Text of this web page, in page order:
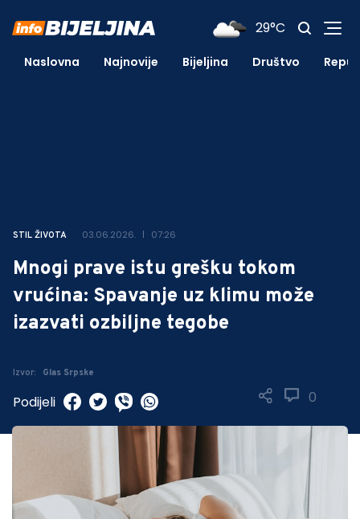
29°C
Naslovna Najnovije Bijeljina Društvo
STIL ŽIVOTA 03.06.2026. 07:26
Mnogi prave istu grešku tokom
vrućina: Spavanje uz klimu može
izazvati ozbiljne tegobe
Izvor: Glas Srpske
0
Podijeli